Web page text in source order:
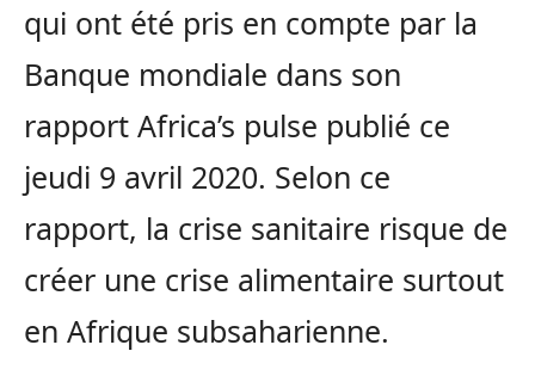
qui ont été pris en compte par la
Banque mondiale dans son
rapport Africa’s pulse publié ce
jeudi 9 avril 2020. Selon ce
rapport, la crise sanitaire risque de
créer une crise alimentaire surtout
en Afrique subsaharienne.